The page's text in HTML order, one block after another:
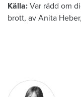
Källa: Var rädd om
brott, av Anita